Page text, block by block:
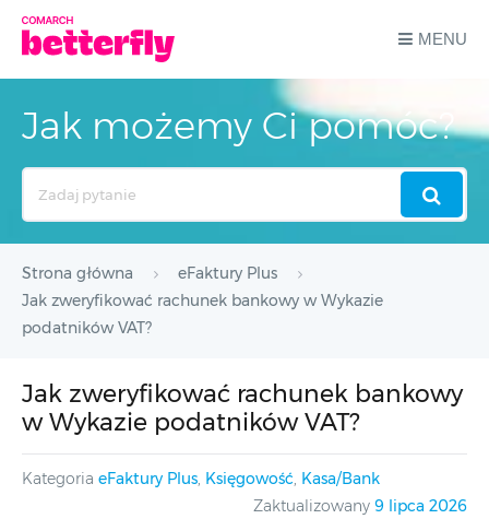
MENU
Jak możemy Ci pomóc?
Strona główna
eFaktury Plus
Jak zweryfikować rachunek bankowy w Wykazie
podatników VAT?
Jak zweryfikować rachunek bankowy
w Wykazie podatników VAT?
Kategoria eFaktury Plus, Księgowość, Kasa/Bank
Zaktualizowany 9 lipca 2026